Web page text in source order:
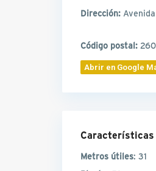
Dirección:
Código postal:
Abrir en Google
Características
Metros útiles: 31